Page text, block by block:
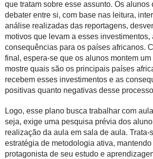
que tratam sobre esse assunto. Os alunos
debater entre si, com base nas leitura,
análise realizadas das reportagens,
motivos que levam a esses investimentos,
consequências para os países africanos.
final, espera-se que os alunos montem
mostre quais são os principais países
recebem esses investimentos e as
positivas quanto negativas desse
Logo, esse plano busca trabalhar com
seja, exige uma pesquisa prévia dos
realização da aula em sala de aula. Trata-
estratégia de metodologia ativa,
protagonista de seu estudo e